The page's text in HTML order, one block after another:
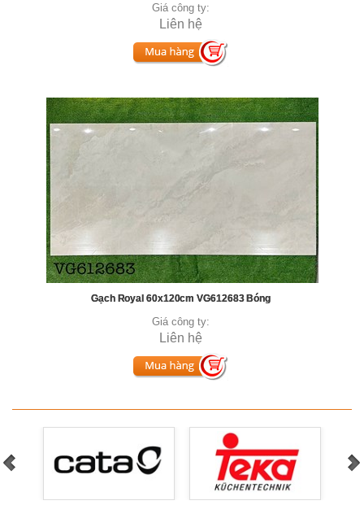
Giá công ty:
Liên hệ
Gạch Royal 60x120cm VG612683 Bóng
Giá công ty:
Liên hệ